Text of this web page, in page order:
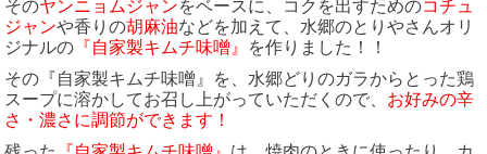
そのヤンニョムジャンをベースに、コクを出すためのコチュ
ジャンや香りの胡麻油などを加えて、水郷のとりやさんオリ
ジナルの 『自家製キムチ味噌』
を作りました！！
その『自家製キムチ味噌』を、水郷どりのガラからとった鶏
スープに溶かしてお召し上がっていただくので、 お好みの辛
さ・濃さに調節ができます！